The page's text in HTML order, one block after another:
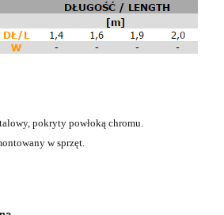
pokryty powłoką chromu.
w sprzęt.